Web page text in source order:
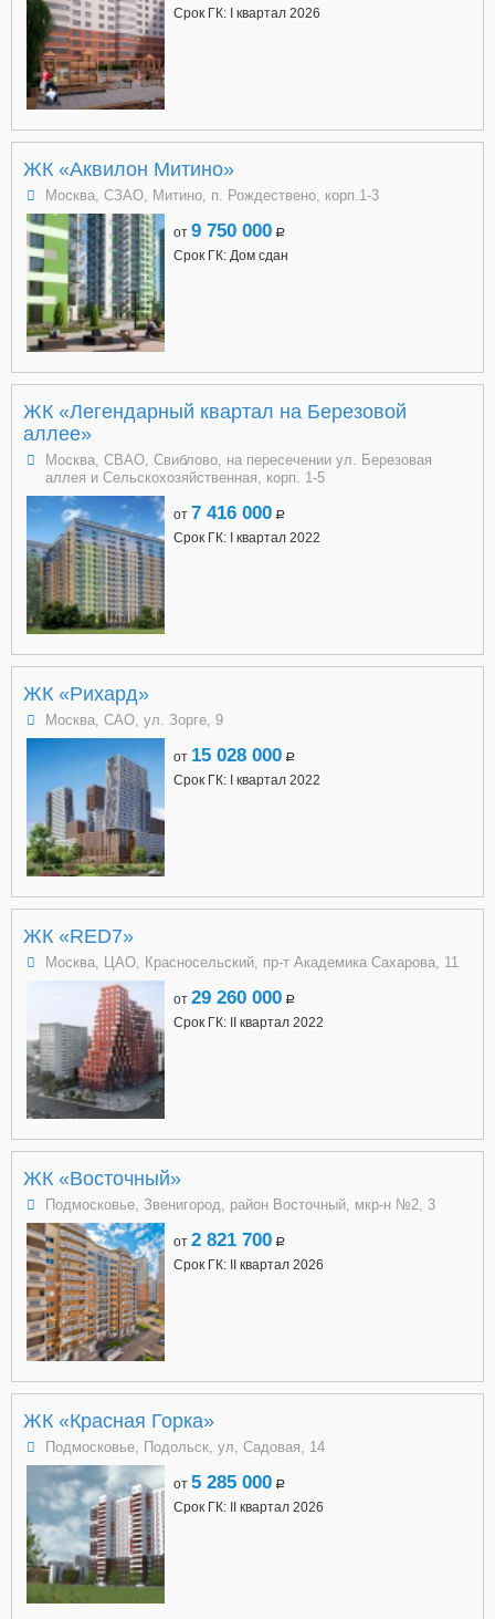
Срок ГК: I квартал 2026
ЖК «Аквилон Митино»
Москва, СЗАО, Митино, п. Рождествено, корп.1-3
от 9 750 000 a
Срок ГК: Дом сдан
ЖК «Легендарный квартал на Березовой
аллее»
Москва, СВАО, Свиблово, на пересечении ул. Березовая
аллея и Сельскохозяйственная, корп. 1-5
от 7 416 000 a
Срок ГК: I квартал 2022
ЖК «Рихард»
Москва, САО, ул. Зорге, 9
от 15 028 000 a
Срок ГК: I квартал 2022
ЖК «RED7»
Москва, ЦАО, Красносельский, пр-т Академика Сахарова, 11
от 29 260 000 a
Срок ГК: II квартал 2022
ЖК «Восточный»
Подмосковье, Звенигород, район Восточный, мкр-н №2, 3
от 2 821 700 a
Срок ГК: II квартал 2026
ЖК «Красная Горка»
Подмосковье, Подольск, ул, Садовая, 14
от 5 285 000 a
Срок ГК: II квартал 2026